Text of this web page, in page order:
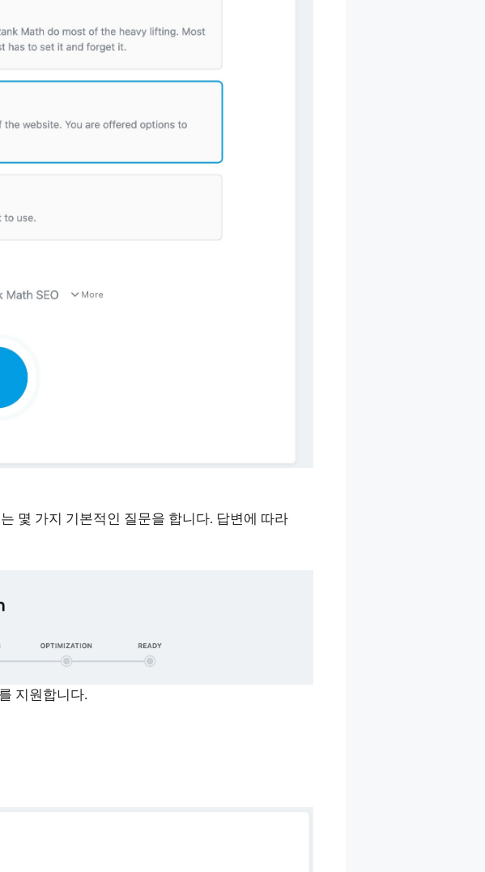
몇 가지 기본적인 질문을 합니다. 답변에 따라
지원합니다.